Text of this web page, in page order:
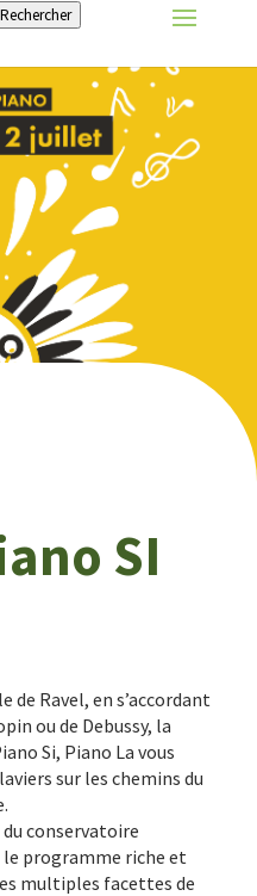
Rechercher
SI
de Ravel, en s’accordant
ou de Debussy, la
Si, Piano La vous
sur les chemins du
conservatoire
programme riche et
multiples facettes de